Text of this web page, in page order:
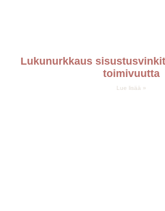
Lukunurkkaus
toimivuutta
Lue lisää »